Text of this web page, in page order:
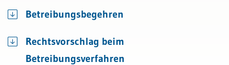
Betreibungsbegehren
Rechtsvorschlag beim
Betreibungsverfahren